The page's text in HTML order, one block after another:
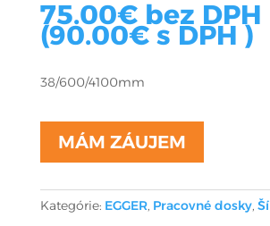
75.00€ bez DPH
(90.00€s DPH )
38/600/4100mm
MÁM ZÁUJEM
Kategórie: EGGER, Pracovné dosky,